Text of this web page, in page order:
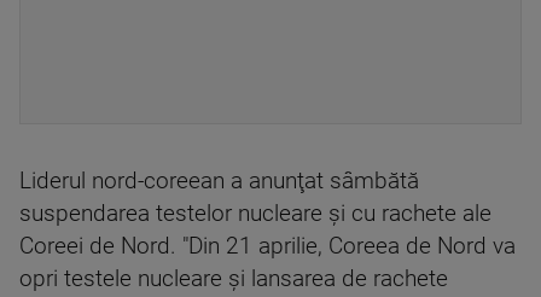
Liderul nord-coreean a anunţat sâmbătă
suspendarea testelor nucleare şi cu rachete ale
Coreei de Nord. "Din 21 aprilie, Coreea de Nord va
opri testele nucleare şi lansarea de rachete